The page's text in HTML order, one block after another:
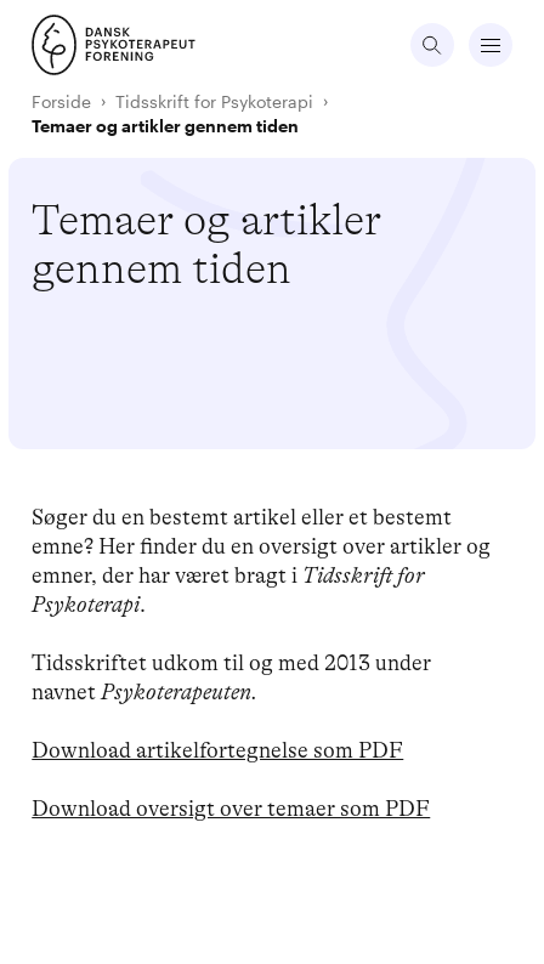
Forside
Tidsskrift for Psykoterapi
Temaer og artikler gennem tiden
Temaer og artikler
gennem tiden
Søger du en bestemt artikel eller et bestemt
emne? Her finder du en oversigt over artikler og
emner, der har været bragt i Tidsskrift for
Psykoterapi.
Tidsskriftet udkom til og med 2013 under
navnetPsykoterapeuten.
Download artikelfortegnelse som PDF
Download oversigt over temaer som PDF